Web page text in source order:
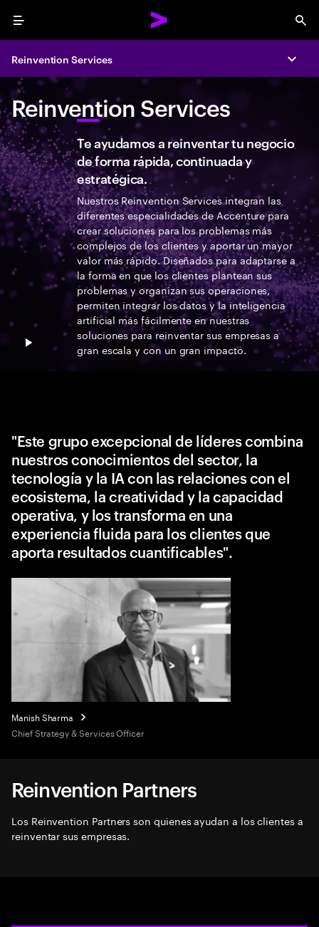
Menu
Reinvention Services
Reinvention Services
Play video
Te ayudamos a reinventar tu negocio
de forma rápida, continuada y
estratégica.
Nuestros Reinvention Services integran las
diferentes especialidades de Accenture para
crear soluciones para los problemas más
complejos de los clientes y aportar un mayor
valor más rápido. Diseñados para adaptarse a
la forma en que los clientes plantean sus
problemas y organizan sus operaciones,
permiten integrar los datos y la inteligencia
artificial más fácilmente en nuestras
soluciones para reinventar sus empresas a
gran escala y con un gran impacto.
"Este grupo excepcional de líderes combina
nuestros conocimientos del sector, la
tecnología y la IA con las relaciones con el
ecosistema, la creatividad y la capacidad
operativa, y los transforma en una
experiencia fluida para los clientes que
aporta resultados cuantificables".
Manish Sharma
Chief Strategy & Services Officer
Reinvention Partners
Los Reinvention Partners son quienes ayudan a los clientes a
reinventar sus empresas.